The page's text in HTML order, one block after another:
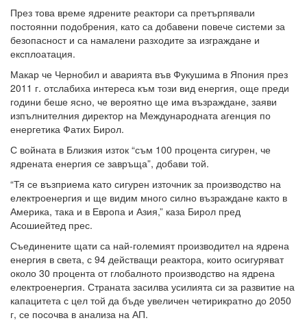
През това време ядрените реактори са претърпявали
постоянни подобрения, като са добавени повече системи за
безопасност и са намалени разходите за изграждане и
експлоатация.
Макар че Чернобил и аварията във Фукушима в Япония през
2011 г. отслабиха интереса към този вид енергия, още преди
години беше ясно, че вероятно ще има възраждане, заяви
изпълнителния директор на Международната агенция по
енергетика Фатих Бирол.
С войната в Близкия изток “съм 100 процента сигурен, че
ядрената енергия се завръща”, добави той.
“Тя се възприема като сигурен източник за производство на
електроенергия и ще видим много силно възраждане както в
Америка, така и в Европа и Азия,” каза Бирол пред
Асошиейтед прес.
Съединените щати са най-големият производител на ядрена
енергия в света, с 94 действащи реактора, които осигуряват
около 30 процента от глобалното производство на ядрена
електроенергия. Страната засилва усилията си за развитие на
капацитета с цел той да бъде увеличен четирикратно до 2050
г, се посочва в анализа на АП.